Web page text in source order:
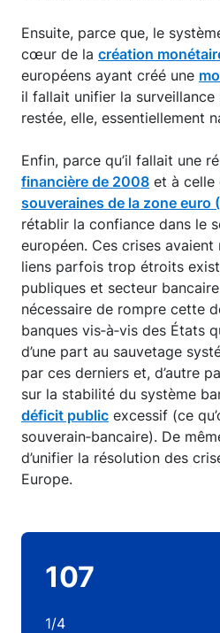
Ensuite, parce que, le
cœur de la création
européens ayant créé une
il fallait unifier la
restée, elle, essentiellement
Enfin, parce qu’il fallait une
financière de 2008 et à celle
souveraines de la zone euro
rétablir la confiance dans le
européen. Ces crises avaient
liens parfois trop étroits
publiques et secteur
nécessaire de rompre cette
banques vis‑à‑vis des États
d’une part au sauvetage
par ces derniers et, d’autre
sur la stabilité du système
déficit public excessif (ce
souverain‑bancaire). De
d’unifier la résolution des
Europe.
107
1/4